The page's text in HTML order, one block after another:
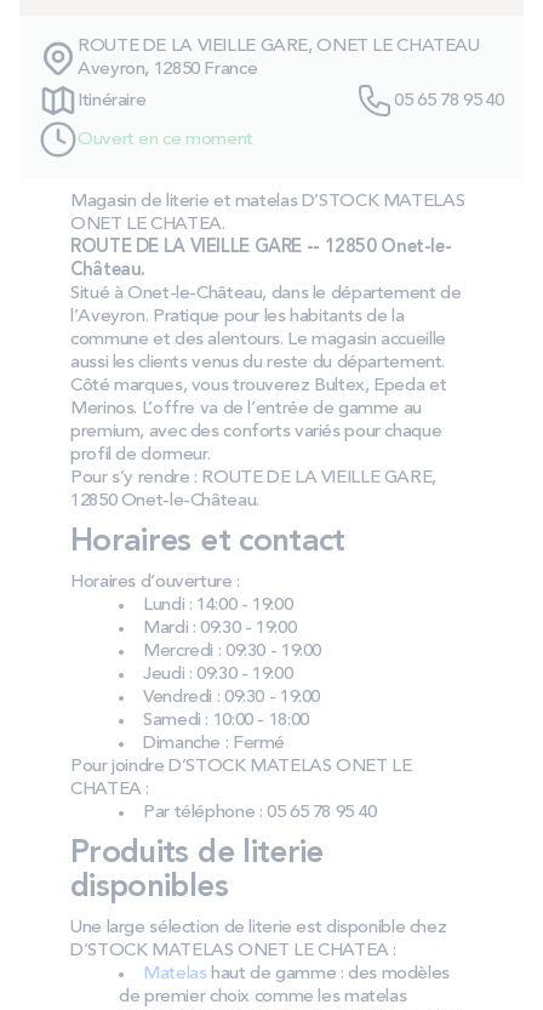
Technologie bultex
Storelocator
ContactMon compte
ROUTE DE LA VIEILLE GARE, ONET LE CHATEAU
Aveyron, 12850 France
Itinéraire
05 65 78 95 40
Ouvert en ce moment
Magasin de literie et matelas D’STOCK MATELAS
ONET LE CHATEA.
ROUTE DE LA VIEILLE GARE -- 12850 Onet-le-
Château.
Situé à Onet-le-Château, dans le département de
l’Aveyron. Pratique pour les habitants de la
commune et des alentours. Le magasin accueille
aussi les clients venus du reste du département.
Côté marques, vous trouverez Bultex, Epeda et
Merinos. L’offre va de l’entrée de gamme au
premium, avec des conforts variés pour chaque
profil de dormeur.
Pour s’y rendre : ROUTE DE LA VIEILLE GARE,
12850 Onet-le-Château.
Horaires et contact
Horaires d’ouverture :
Lundi : 14:00 - 19:00
Mardi : 09:30 - 19:00
Mercredi : 09:30 - 19:00
Jeudi : 09:30 - 19:00
Vendredi : 09:30 - 19:00
Samedi : 10:00 - 18:00
Dimanche : Fermé
Pour joindre D’STOCK MATELAS ONET LE
CHATEA :
Par téléphone : 05 65 78 95 40
Produits de literie
disponibles
Une large sélection de literie est disponible chez
D’STOCK MATELAS ONET LE CHATEA :
Matelashaut de gamme : des modèles
de premier choix comme les matelas